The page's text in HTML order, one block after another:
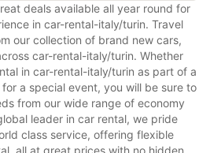
deals available all year round for
in car-rental-italy/turin. Travel
our collection of brand new cars,
car-rental-italy/turin. Whether
in car-rental-italy/turin as part of a
a special event, you will be sure to
from our wide range of economy
leader in car rental, we pride
class service, offering flexible
all at great prices with no hidden